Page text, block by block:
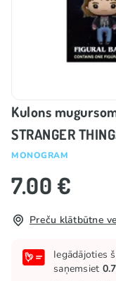
Kulons
STRANGER
MONOGRAM
7.00 €
Preču klātbūtne
Iegādājoties
saņemsiet